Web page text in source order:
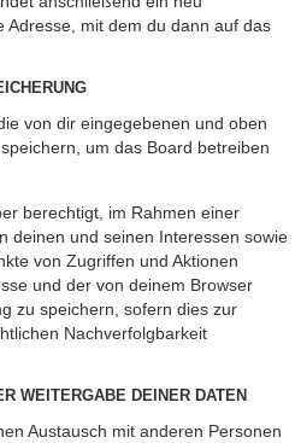
Adresse, mit dem du dann auf das
von dir eingegebenen und oben
um das Board betreiben
berechtigt, im Rahmen einer
deinen und seinen Interessen sowie
von Zugriffen und Aktionen
und der von deinem Browser
zu speichern, sofern dies zur
Nachverfolgbarkeit
WEITERGABE DEINER DATEN
Austausch mit anderen Personen